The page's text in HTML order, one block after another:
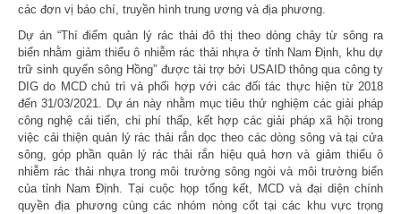
các đơn vị báo chí, truyền hình trung ương và địa phương.
Dự án “Thí điểm quản lý rác thải đô thị theo dòng chảy từ sông ra
biển nhằm giảm thiểu ô nhiễm rác thải nhựa ở tỉnh Nam Định, khu dự
trữ sinh quyển sông Hồng” được tài trợ bởi USAID thông qua công ty
DIG do MCD chủ trì và phối hợp với các đối tác thực hiện từ 2018
đến 31/03/2021. Dự án này nhằm mục tiêu thử nghiệm các giải pháp
công nghệ cải tiến, chi phí thấp, kết hợp các giải pháp xã hội trong
việc cải thiện quản lý rác thải rắn dọc theo các dòng sông và tại cửa
sông, góp phần quản lý rác thải rắn hiệu quả hơn và giảm thiểu ô
nhiễm rác thải nhựa trong môi trường sông ngòi và môi trường biển
của tỉnh Nam Định. Tại cuộc họp tổng kết, MCD và đại diện chính
quyền địa phương cùng các nhóm nòng cốt tại các khu vực trọng